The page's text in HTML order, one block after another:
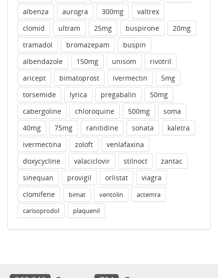
albenza
aurogra 300mg
valtrex
clomid
ultram 25mg buspirone
20mg
tramadol
bromazepam
buspin
albendazole
150mg unisom
rivotril
aricept
bimatoprost ivermectin
5mg
torsemide
lyrica pregabalin
50mg
cabergoline
chloroquine 500mg
soma
40mg
75mg ranitidine sonata
kaletra
ivermectina
zoloft
venlafaxina
doxycycline
valaciclovir stilnoct
zantac
sinequan
provigil orlistat
viagra
clomifene
bimat ventolin
actemra
carisoprodol
plaquenil